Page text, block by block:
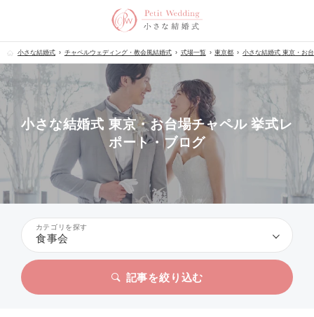
小さな結婚式 チャペルウェディング・教会風結婚式 式場一覧 東京都 小さな結婚式 東京・お
小さな結婚式 東京・お台場チャペル 挙式レ
ポート・ブログ
カテゴリを探す
食事会
記事を絞り込む